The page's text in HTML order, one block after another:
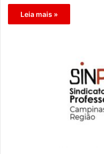
Leia mais »